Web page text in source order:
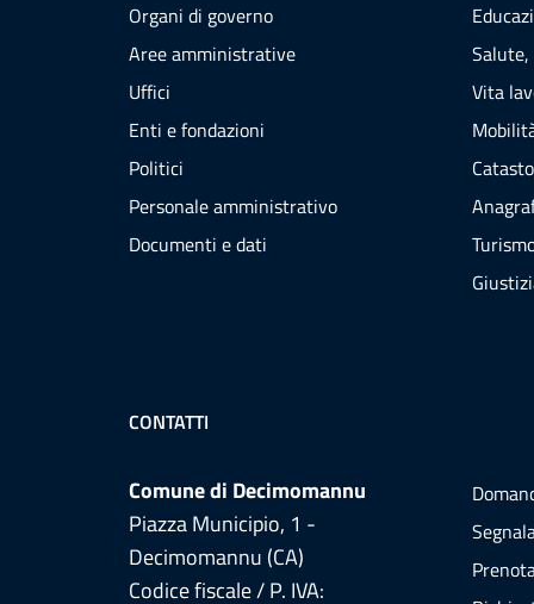
Organi di governo
Aree amministrative
Uffici
Enti e fondazioni
Politici
Personale amministrativo
Documenti e dati
Salute,
Vita
CONTATTI
Comune di Decimomannu
Piazza Municipio, 1 -
Decimomannu (CA)
Codice fiscale / P. IVA: